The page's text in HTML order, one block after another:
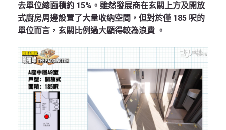
去單位總面積約 15%。雖然發展商在玄關上方及開放
式廚房周邊設置了大量收納空間，但對於僅 185 呎的
單位而言，玄關比例過大顯得較為浪費 。